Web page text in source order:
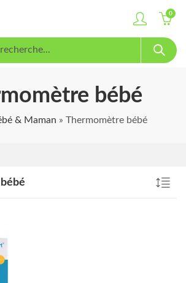
0
bébé
& Maman » Thermomètre bébé